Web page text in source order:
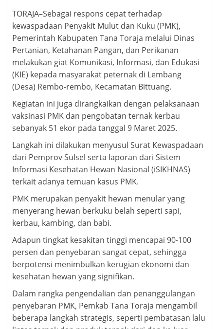
TORAJA–Sebagai respons cepat terhadap
kewaspadaan Penyakit Mulut dan Kuku (PMK),
Pemerintah Kabupaten Tana Toraja melalui Dinas
Pertanian, Ketahanan Pangan, dan Perikanan
melakukan giat Komunikasi, Informasi, dan Edukasi
(KIE) kepada masyarakat peternak di Lembang
(Desa) Rembo-rembo, Kecamatan Bittuang.
Kegiatan ini juga dirangkaikan dengan pelaksanaan
vaksinasi PMK dan pengobatan ternak kerbau
sebanyak 51 ekor pada tanggal 9 Maret 2025.
Langkah ini dilakukan menyusul Surat Kewaspadaan
dari Pemprov Sulsel serta laporan dari Sistem
Informasi Kesehatan Hewan Nasional (iSIKHNAS)
terkait adanya temuan kasus PMK.
PMK merupakan penyakit hewan menular yang
menyerang hewan berkuku belah seperti sapi,
kerbau, kambing, dan babi.
Adapun tingkat kesakitan tinggi mencapai 90-100
persen dan penyebaran sangat cepat, sehingga
berpotensi menimbulkan kerugian ekonomi dan
kesehatan hewan yang signifikan.
Dalam rangka pengendalian dan penanggulangan
penyebaran PMK, Pemkab Tana Toraja mengambil
beberapa langkah strategis, seperti pembatasan lalu